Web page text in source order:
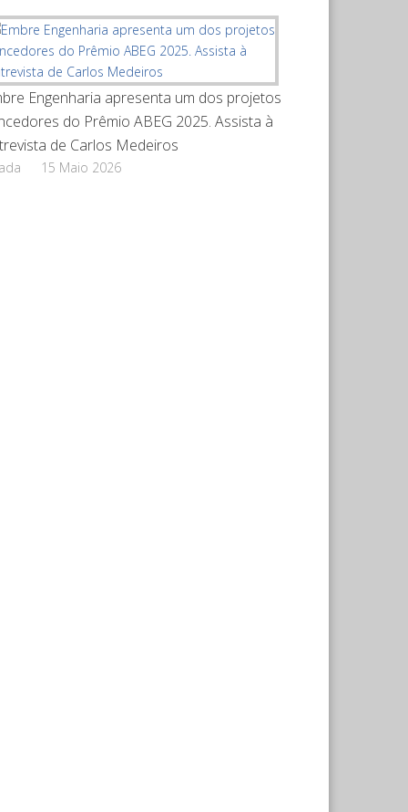
Engenharia apresenta um dos projetos
do Prêmio ABEG 2025. Assista à
de Carlos Medeiros
15 Maio 2026